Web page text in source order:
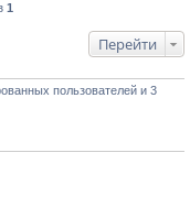
1
Перейти
пользователей и 3